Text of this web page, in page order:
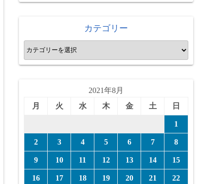
カテゴリー
カ
テ
2021年8月
月
火 水 木 金 土 日
1
2 3 4 5 6 7 8
9 10 11 12 13 14 15
16 17 18 19 20 21 22